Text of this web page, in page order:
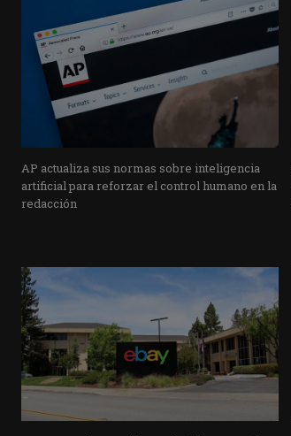
AP actualiza sus normas sobre inteligencia
artificial para reforzar el control humano en la
redacción